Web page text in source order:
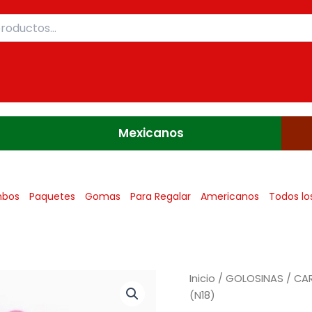
Mexicanos
Paquetes Gomas Para Regalar Americanos Todos
Inicio / GOLOSINAS /
(N18)